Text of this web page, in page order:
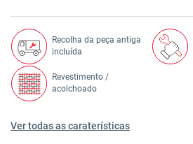
Recolha da peça antiga
incluída
Revestimento /
acolchoado
Ver todas as caraterísticas